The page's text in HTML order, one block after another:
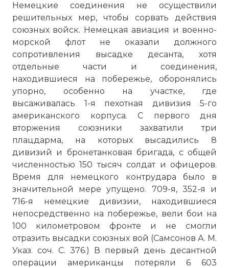
Немецкие соединения не осуществили
решительных мер, чтобы сорвать действия
союзных войск. Немецкая авиация и военно-
морской флот не оказали должного
сопротивления высадке десанта, хотя
отдельные части и соединения,
находившиеся на побережье, оборонялись
упорно, особенно на участке, где
высаживалась 1-я пехотная дивизия 5-го
американского корпуса. С первого дня
вторжения союзники захватили три
плацдарма, на которых высадились 8
дивизий и бронетанковая бригада, с общей
численностью 150 тысяч солдат и офицеров.
Время для немецкого контрудара было в
значительной мере упущено. 709-я, 352-я и
716-я немецкие дивизии, находившиеся
непосредственно на побережье, вели бои на
100 километровом фронте и не смогли
отразить высадки союзных вой (Самсонов А. М.
Указ. соч. С. 376.) В первый день десантной
операции американцы потеряли 6 603